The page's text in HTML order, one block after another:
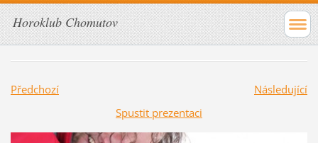
Horoklub Chomutov
Předchozí
Následující
Spustit prezentaci